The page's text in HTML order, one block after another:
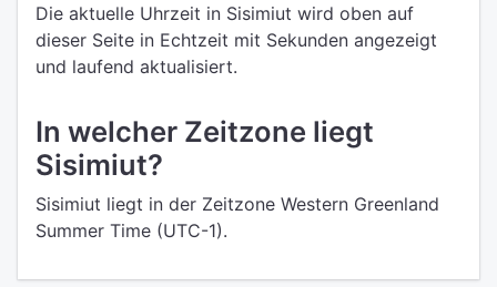
Die aktuelle Uhrzeit in Sisimiut wird oben auf
dieser Seite in Echtzeit mit Sekunden angezeigt
und laufend aktualisiert.
In welcher Zeitzone liegt
Sisimiut?
Sisimiut liegt in der Zeitzone Western Greenland
Summer Time (UTC-1).